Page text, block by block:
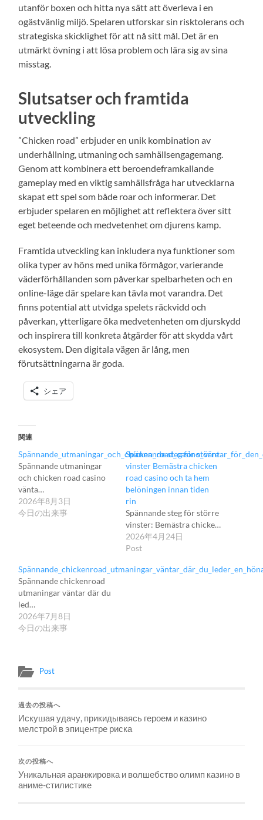
utanför boxen och hitta nya sätt att överleva i en
ogästvänlig miljö. Spelaren utforskar sin risktolerans och
strategiska skicklighet för att nå sitt mål. Det är en
utmärkt övning i att lösa problem och lära sig av sina
misstag.
Slutsatser och framtida
utveckling
”Chicken road” erbjuder en unik kombination av
underhållning, utmaning och samhällsengagemang.
Genom att kombinera ett beroendeframkallande
gameplay med en viktig samhällsfråga har utvecklarna
skapat ett spel som både roar och informerar. Det
erbjuder spelaren en möjlighet att reflektera över sitt
eget beteende och medvetenhet om djurens kamp.
Framtida utveckling kan inkludera nya funktioner som
olika typer av höns med unika förmågor, varierande
väderförhållanden som påverkar spelbarheten och en
online-läge där spelare kan tävla mot varandra. Det
finns potential att utvidga spelets räckvidd och
påverkan, ytterligare öka medvetenheten om djurskydd
och inspirera till konkreta åtgärder för att skydda vårt
ekosystem. Den digitala vägen är lång, men
förutsättningarna är goda.
シェア
関連
Spännande utmaningar
och chicken road casino
vänta…
2026年8月3日
今日の出来事
Spännande steg för större
vinster Bemästra chicken
road casino och ta hem
belöningen innan tiden
rin
Spännande steg för större
vinster: Bemästra chicke…
2026年4月24日
Post
Spännande chickenroad
utmaningar väntar där du
led…
2026年7月8日
今日の出来事
Post
過去の投稿へ
Искушая удачу, прикидываясь героем и казино
мелстрой в эпицентре риска
次の投稿へ
Уникальная аранжировка и волшебство олимп казино в
аниме-стилистике